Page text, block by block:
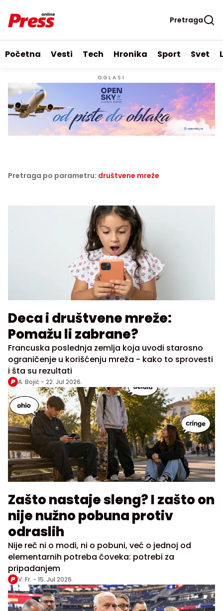
Pretraga
Početna Vesti Tech Hronika Sport Svet
OGLASI
Pretraga po parametru: društvene mreže
Deca i društvene mreže:
Pomažu li zabrane?
Francuska poslednja zemlja koja uvodi starosno
ograničenje u korišćenju mreža - kako to sprovesti
i šta su rezultati
A. Bojić - 22. Jul 2026.
Zašto nastaje sleng? I zašto on
nije nužno pobuna protiv
odraslih
Nije reč ni o modi, ni o pobuni, već o jednoj od
elementarnih potreba čoveka: potrebi za
pripadanjem
V. Fr. - 15. Jul 2026.